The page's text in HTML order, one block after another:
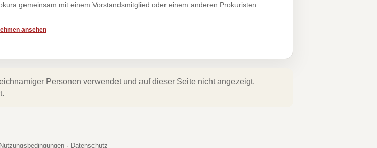
gemeinsam mit einem Vorstandsmitglied oder einem anderen Prokuristen:
ansehen
Personen verwendet und auf dieser Seite nicht angezeigt.
Nutzungsbedingungen · Datenschutz